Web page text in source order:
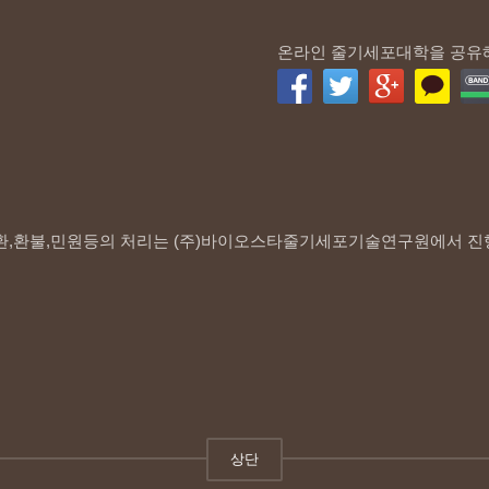
온라인 줄기세포대학을 공유
환불,민원등의 처리는 (주)바이오스타줄기세포기술연구원에서 진
상단